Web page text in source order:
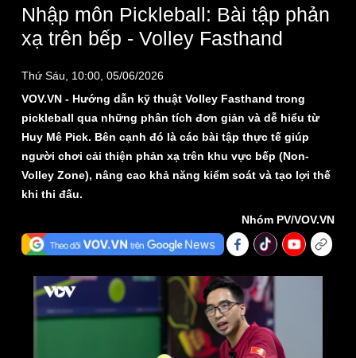
Tổ chức nhân sự
Quốc hội
Nhận diện sự thật
Dự báo thời tiết
Giáo dục
Dấu ấn VOV
Multimedia
Video
Nhập môn Pickleball: Bài tập phản
xạ trên bếp - Volley Fasthand
Thứ Sáu, 10:00, 05/06/2026
VOV.VN - Hướng dẫn kỹ thuật Volley Fasthand trong
pickleball qua những phân tích đơn giản và dễ hiểu từ
Huy Mê Pick. Bên cạnh đó là các bài tập thực tế giúp
người chơi cải thiện phản xạ trên khu vực bếp (Non-
Volley Zone), nâng cao khả năng kiểm soát và tạo lợi thế
khi thi đấu.
Nhóm PV/VOV.VN